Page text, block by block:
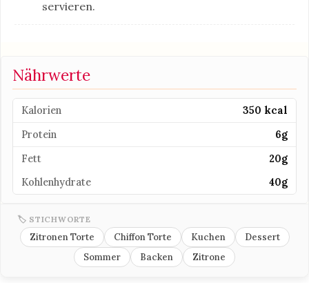
servieren.
Nährwerte
Kalorien
350 kcal
Protein
6g
Fett
20g
Kohlenhydrate
40g
🏷 STICHWORTE
Zitronen Torte Chiffon Torte Kuchen
Dessert
Sommer
Backen Zitrone